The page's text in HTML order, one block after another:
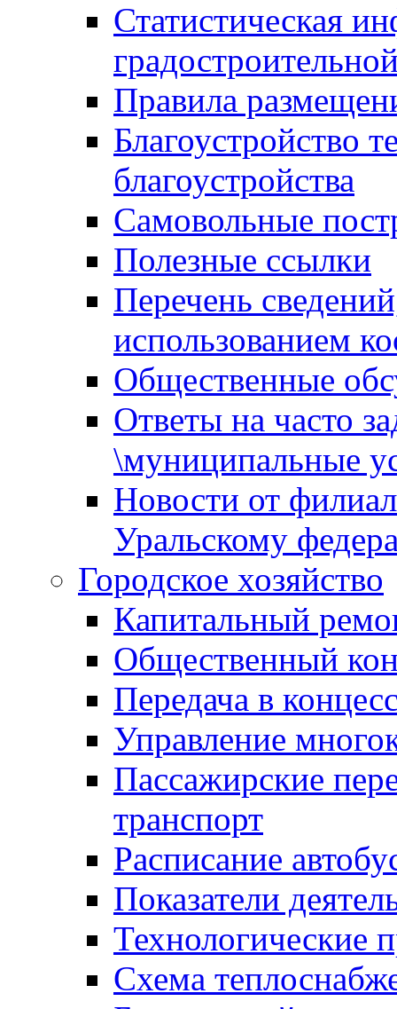
Статистическая
Правила
Благоустройство
благоустройства
Самовольные
Полезные ссылки
Перечень
использованием
Общественные
Ответы на часто
\муниципальные
Новости от
Уральскому
Городское хозяйство
Капитальный
Общественный
Передача в
Управление
Пассажирские
транспорт
Расписание
Показатели
Технологические
Схема